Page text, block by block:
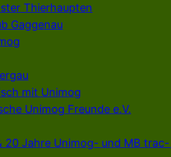
Thierhaupten
Gaggenau
mit Unimog
Unimog Freunde e.V.
20 Jahre Unimog- und MB